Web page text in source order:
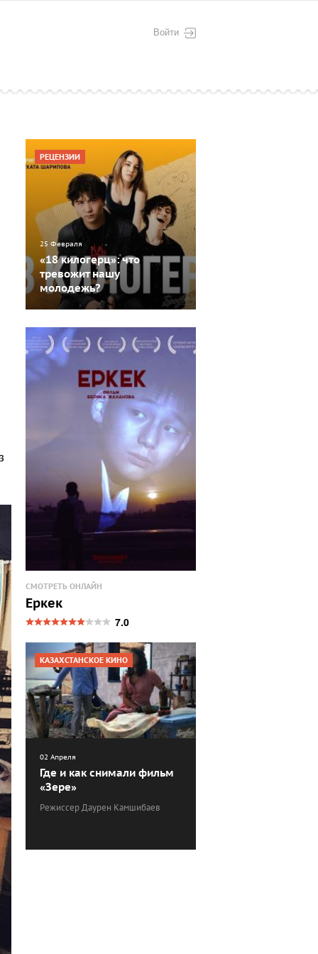
Войти
РЕЦЕНЗИИ
25 Февраля
«18 килогерц»: что
тревожит нашу
молодежь?
СМОТРЕТЬ ОНЛАЙН
Еркек
7.0
КАЗАХСТАНСКОЕ КИНО
02 Апреля
Где и как снимали фильм
«Зере»
Режиссер Даурен Камшибаев